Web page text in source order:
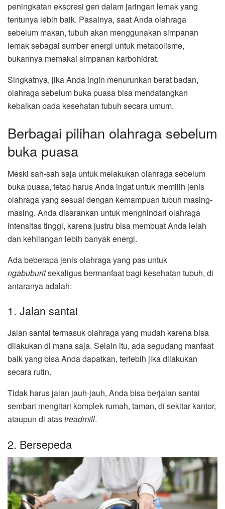
peningkatan ekspresi gen dalam jaringan lemak yang
tentunya lebih baik. Pasalnya, saat Anda olahraga
sebelum makan, tubuh akan menggunakan simpanan
lemak sebagai sumber energi untuk metabolisme,
bukannya memakai simpanan karbohidrat.
Singkatnya, jika Anda ingin menurunkan berat badan,
olahraga sebelum buka puasa bisa mendatangkan
kebaikan pada kesehatan tubuh secara umum.
Berbagai pilihan olahraga sebelum
buka puasa
Meski sah-sah saja untuk melakukan olahraga sebelum
buka puasa, tetap harus Anda ingat untuk memilih jenis
olahraga yang sesuai dengan kemampuan tubuh masing-
masing. Anda disarankan untuk menghindari olahraga
intensitas tinggi, karena justru bisa membuat Anda lelah
dan kehilangan lebih banyak energi.
Ada beberapa jenis olahraga yang pas untuk
ngabuburitsekaligus bermanfaat bagi kesehatan tubuh, di
antaranya adalah:
1. Jalan santai
Jalan santai termasuk olahraga yang mudah karena bisa
dilakukan di mana saja. Selain itu, ada segudang manfaat
baik yang bisa Anda dapatkan, terlebih jika dilakukan
secara rutin.
Tidak harus jalan jauh-jauh, Anda bisa berjalan santai
sembari mengitari komplek rumah, taman, di sekitar kantor,
ataupun di atastreadmill.
2. Bersepeda